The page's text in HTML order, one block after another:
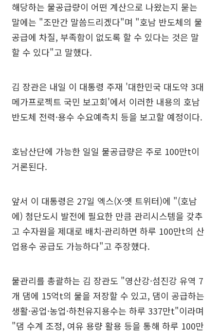
해당하는 물공급량이 어떤 계산으로 나왔는지 묻는
말에는 "조만간 말씀드리겠다"며 "호남 반도체의 물
공급에 차질, 부족함이 없도록 할 수 있다는 것은 말
할 수 있다"고 말했다.
김 장관은 내일 이 대통령 주재 '대한민국 대도약 3대
메가프로젝트 국민 보고회'에서 이러한 내용의 호남
반도체 전력·용수 수요예측치 등을 보고할 예정이다.
호남산단에 가능한 일일 물공급량은 주로 100만t이
거론된다.
앞서 이 대통령은 27일 엑스(X·옛 트위터)에 "(호남
에) 첨단도시 발전에 필요한 만큼 관리시스템을 갖추
고 수자원을 제대로 배치·관리하면 하루 100만t의 산
업용수 공급도 가능하다"고 주장했다.
물관리를 총괄하는 김 장관도 "영산강·섬진강 유역 7
개 댐에 15억t의 물을 저장할 수 있고, 댐이 공급하는
생활·공업·농업·하천유지용수는 하루 337만t"이라며
"댐 수계 조정, 여유 용량 활용 등을 통해 하루 100만